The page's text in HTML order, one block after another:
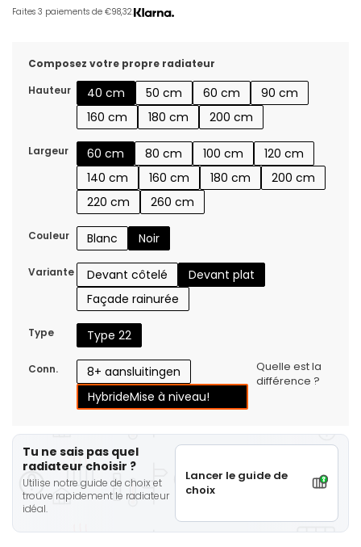
Faites 3 paiements de €98,32.
Composez votre propre radiateur
Hauteur
40 cm 50 cm 60 cm
90 cm
160 cm
180 cm 200 cm
Largeur 60 cm 80 cm 100 cm
120 cm
140 cm
160 cm 180 cm
200 cm
220 cm
260 cm
Couleur Blanc Noir
Variante Devant côtelé
Devant plat
Façade rainurée
Type Type 22
Conn.
8+ aansluitingen
HybrideMise à niveau!
Quelle est la
différence ?
Tu ne sais pas quel
radiateur choisir ?
Utilise notre guide de choix et
trouve rapidement le radiateur
idéal.
Lancer le guide de
choix